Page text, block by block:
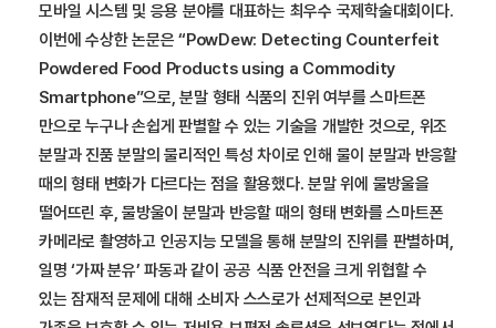
모바일 시스템 및 응용 분야를 대표하는 최우수 국제학술대회이다.
이번에 수상한 논문은 “PowDew: Detecting Counterfeit
Powdered Food Products using a Commodity
Smartphone”으로, 분말 형태 식품의 진위 여부를 스마트폰
만으로 누구나 손쉽게 판별할 수 있는 기술을 개발한 것으로, 위조
분말과 진품 분말의 물리적인 특성 차이로 인해 물이 분말과 반응할
때의 형태 변화가 다르다는 점을 활용했다. 분말 위에 물방울을
떨어뜨린 후, 물방울이 분말과 반응할 때의 형태 변화를 스마트폰
카메라로 촬영하고 인공지능 모델을 통해 분말의 진위를 판별하며,
일명 ‘가짜 분유’ 파동과 같이 공공 식품 안전을 크게 위협할 수
있는 잠재적 문제에 대해 소비자 스스로가 선제적으로 본인과